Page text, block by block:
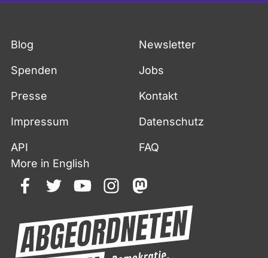
Blog Newsletter
Spenden Jobs
Presse Kontakt
Impressum Datenschutz
API
FAQ
More in English
facebooktwitteryoutubeinstagrammastodon